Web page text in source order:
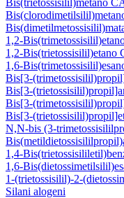
Bis(trietossisilil)metano
1,2-
1,2-Bis(trietossisilil)etano
1,6-
Bis[3-
Bis[3-
Bis[3-
Bis[3-
N,N-bis (3-
1,4-
1,6-
1-(trietossisilil)-2-
Silani alogeni